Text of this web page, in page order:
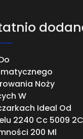
Noży
W
Ideal Od
2240 Cc 5009
200 Ml